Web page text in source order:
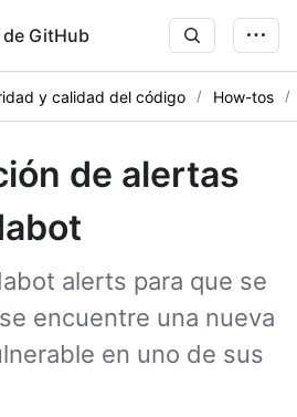
GitHub
y calidad del código How-tos
de alertas
alerts para que se
encuentre una nueva
en uno de sus